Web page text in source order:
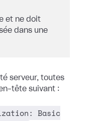
et ne doit
dans une
serveur, toutes
tête suivant :
Basic